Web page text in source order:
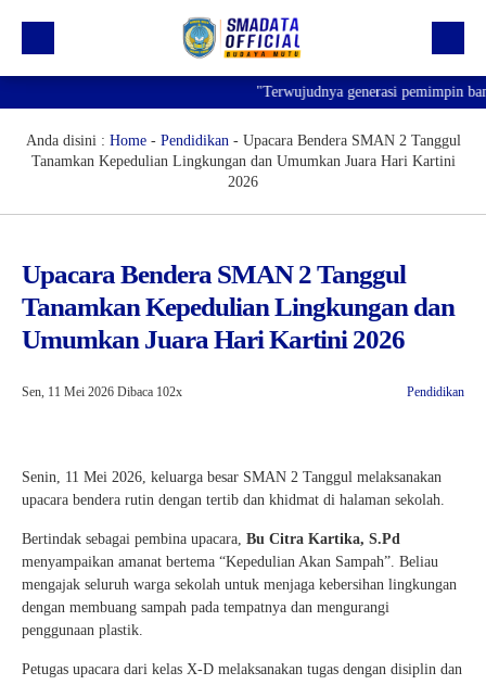
Profil
Prestasi
Saluran Resmi WA
"Terwujudnya generasi pemimpin
Anda disini : Home- Pendidikan- Upacara Bendera SMAN 2 Tanggul
Tanamkan Kepedulian Lingkungan dan Umumkan Juara Hari Kartini
2026
Upacara Bendera SMAN 2 Tanggul
Tanamkan Kepedulian Lingkungan dan
Umumkan Juara Hari Kartini 2026
Sen, 11 Mei 2026 Dibaca 102x Pendidikan
Senin, 11 Mei 2026, keluarga besar SMAN 2 Tanggul melaksanakan
upacara bendera rutin dengan tertib dan khidmat di halaman sekolah.
Bertindak sebagai pembina upacara, Bu Citra Kartika, S.Pd
menyampaikan amanat bertema “Kepedulian Akan Sampah”. Beliau
mengajak seluruh warga sekolah untuk menjaga kebersihan lingkungan
dengan membuang sampah pada tempatnya dan mengurangi
penggunaan plastik.
Petugas upacara dari kelas X-D melaksanakan tugas dengan disiplin dan